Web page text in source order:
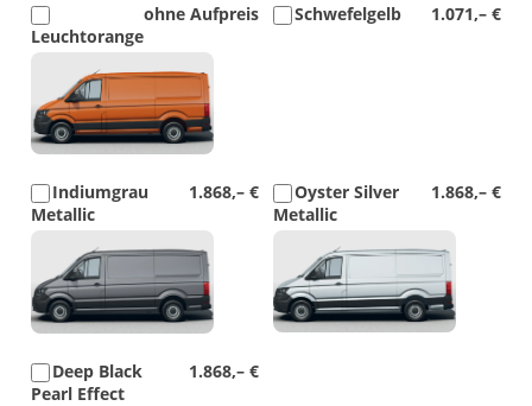
ohne Aufpreis
Leuchtorange
1.071,– €
Schwefelgelb
1.868,– €
Indiumgrau
Metallic
1.868,– €
Oyster Silver
Metallic
1.868,– €
Deep Black
Pearl Effect